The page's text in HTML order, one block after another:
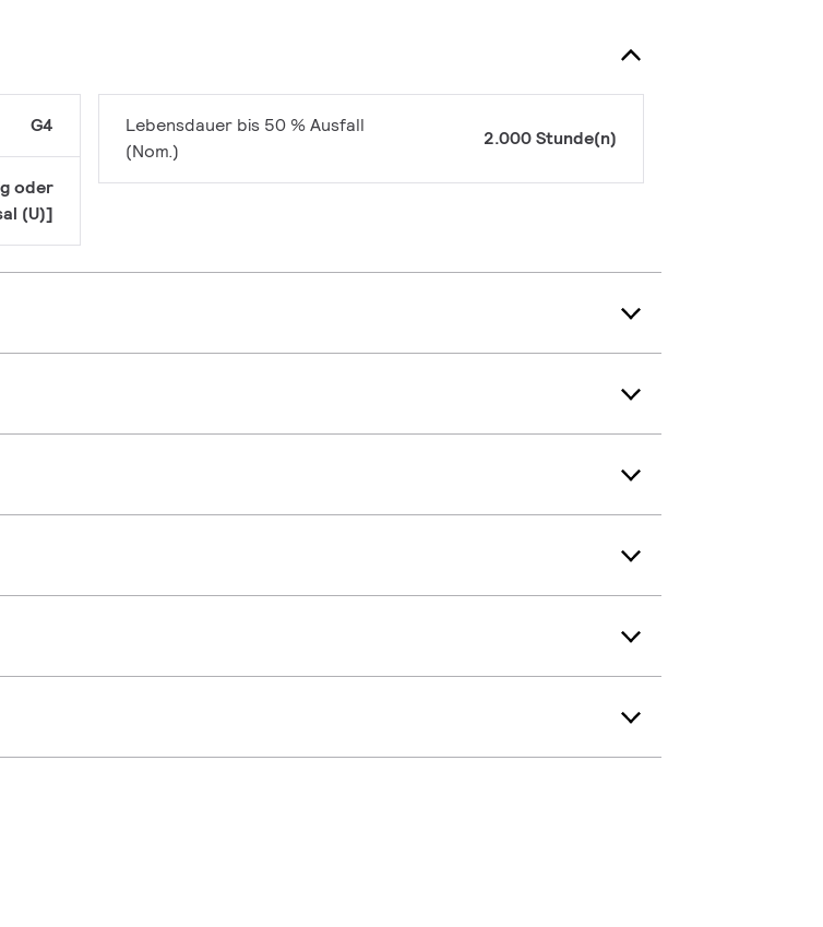
G4
oder
(U)]
Lebensdauer bis 50 % Ausfall
(Nom.)
2.000 Stunde(n)